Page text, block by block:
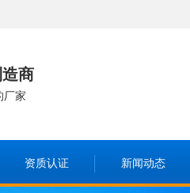
商
厂家
资质认证 新闻动态